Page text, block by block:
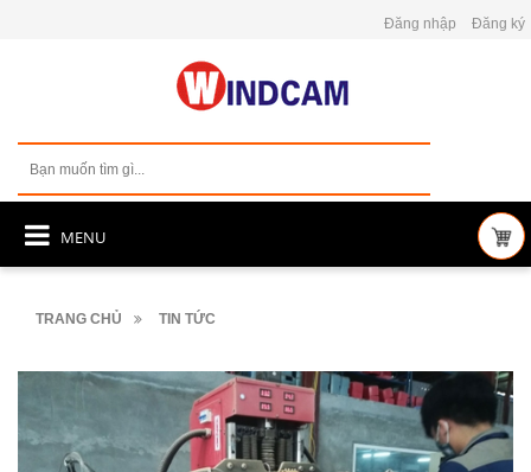
Đăng nhập Đăng ký
MENU
TRANG CHỦ TIN TỨC